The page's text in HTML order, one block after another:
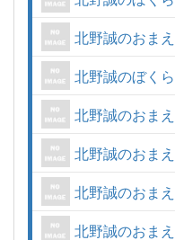
北野誠のおま
北野誠のぼく
北野誠のおま
北野誠のおま
北野誠のおま
北野誠のおま